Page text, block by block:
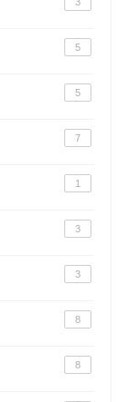
5
5
7
1
3
3
8
8